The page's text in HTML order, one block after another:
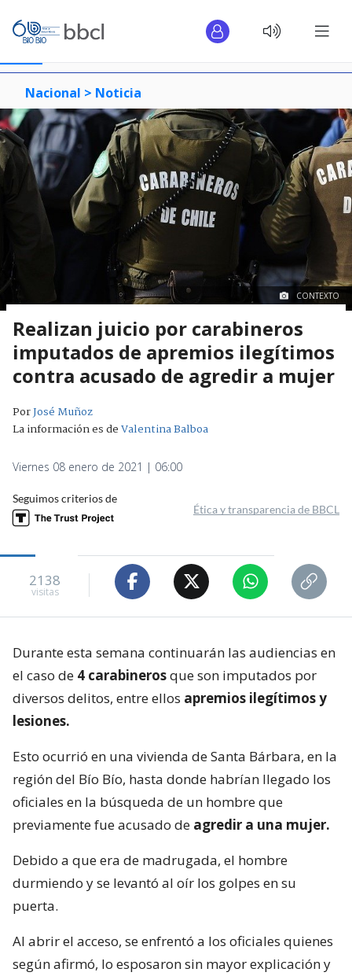
Nacional > Noticia
CONTEXTO
Realizan juicio por carabineros
imputados de apremios ilegítimos
contra acusado de agredir a mujer
PorJosé Muñoz
La información es deValentina Balboa
Viernes 08 enero de 2021 | 06:00
Seguimos criterios de
Ética y transparencia de BBCL
2138
visitas
Durante esta semana continuarán las audiencias en
el caso de 4 carabinerosque son imputados por
diversos delitos, entre ellos apremios ilegítimos y
lesiones.
Esto ocurrió en una vivienda de Santa Bárbara, en la
región del Bío Bío, hasta donde habrían llegado los
oficiales en la búsqueda de un hombre que
previamente fue acusado de agredir a una mujer.
Debido a que era de madrugada, el hombre
durmiendo y se levantó al oír los golpes en su
puerta.
Al abrir el acceso, se enfrentó a los oficiales quienes
según afirmó, lo esposaron sin mayor explicación y